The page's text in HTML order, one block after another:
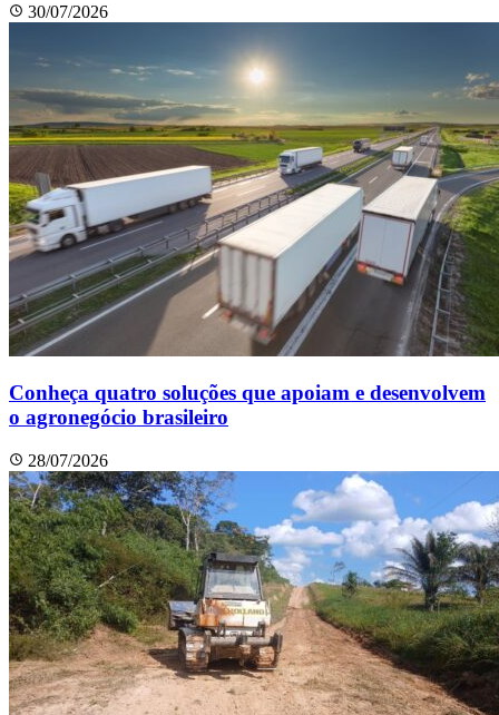
30/07/2026
Conheça quatro soluções que apoiam e desenvolvem
o agronegócio brasileiro
28/07/2026